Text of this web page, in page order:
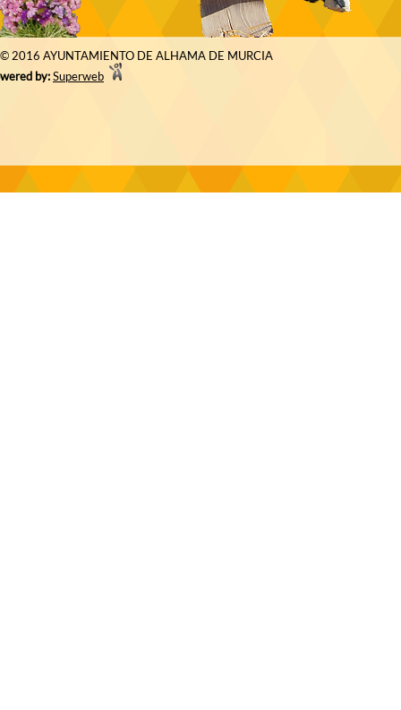
© 2016 AYUNTAMIENTO DE ALHAMA DE MURCIA
by:Superweb